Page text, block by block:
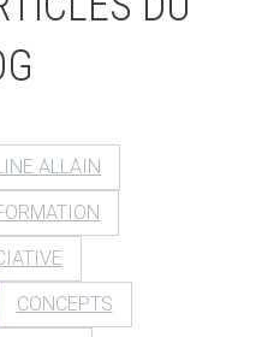
ALLAIN
CONCEPTS